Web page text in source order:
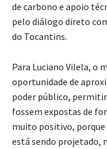
de carbono e apoio
pelo diálogo direto
do Tocantins.
Para Luciano Vilela, o
oportunidade de
poder público,
fossem expostas de
muito positivo, porque
está sendo projetado,